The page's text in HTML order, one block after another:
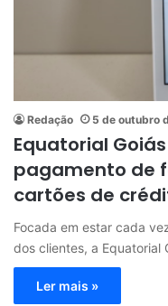
Redação 5 de outubro
Equatorial
pagamento de
cartões de
Focada em estar cada
dos clientes, a Equatorial
Ler mais »